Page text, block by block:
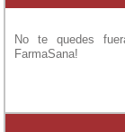
No te quedes
FarmaSana!